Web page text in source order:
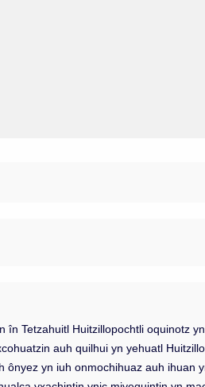
Tetzahuitl Huitzillopochtli oquinotz
auh quilhui yn yehuatl
yn iuh onmochihuaz auh ihuan